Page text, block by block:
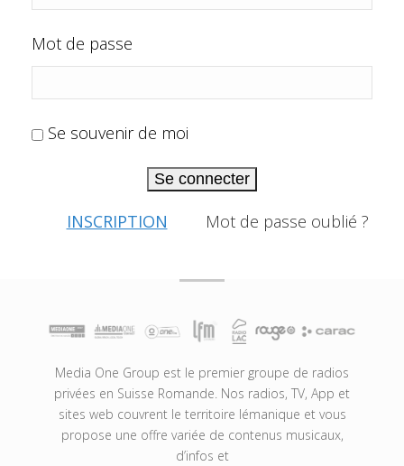
Mot de passe
Se souvenir de moi
Se connecter
INSCRIPTION Mot de passe oublié ?
Media One Group est le premier groupe de radios
privées en Suisse Romande. Nos radios, TV, App et
sites web couvrent le territoire lémanique et vous
propose une offre variée de contenus musicaux,
d’infos et